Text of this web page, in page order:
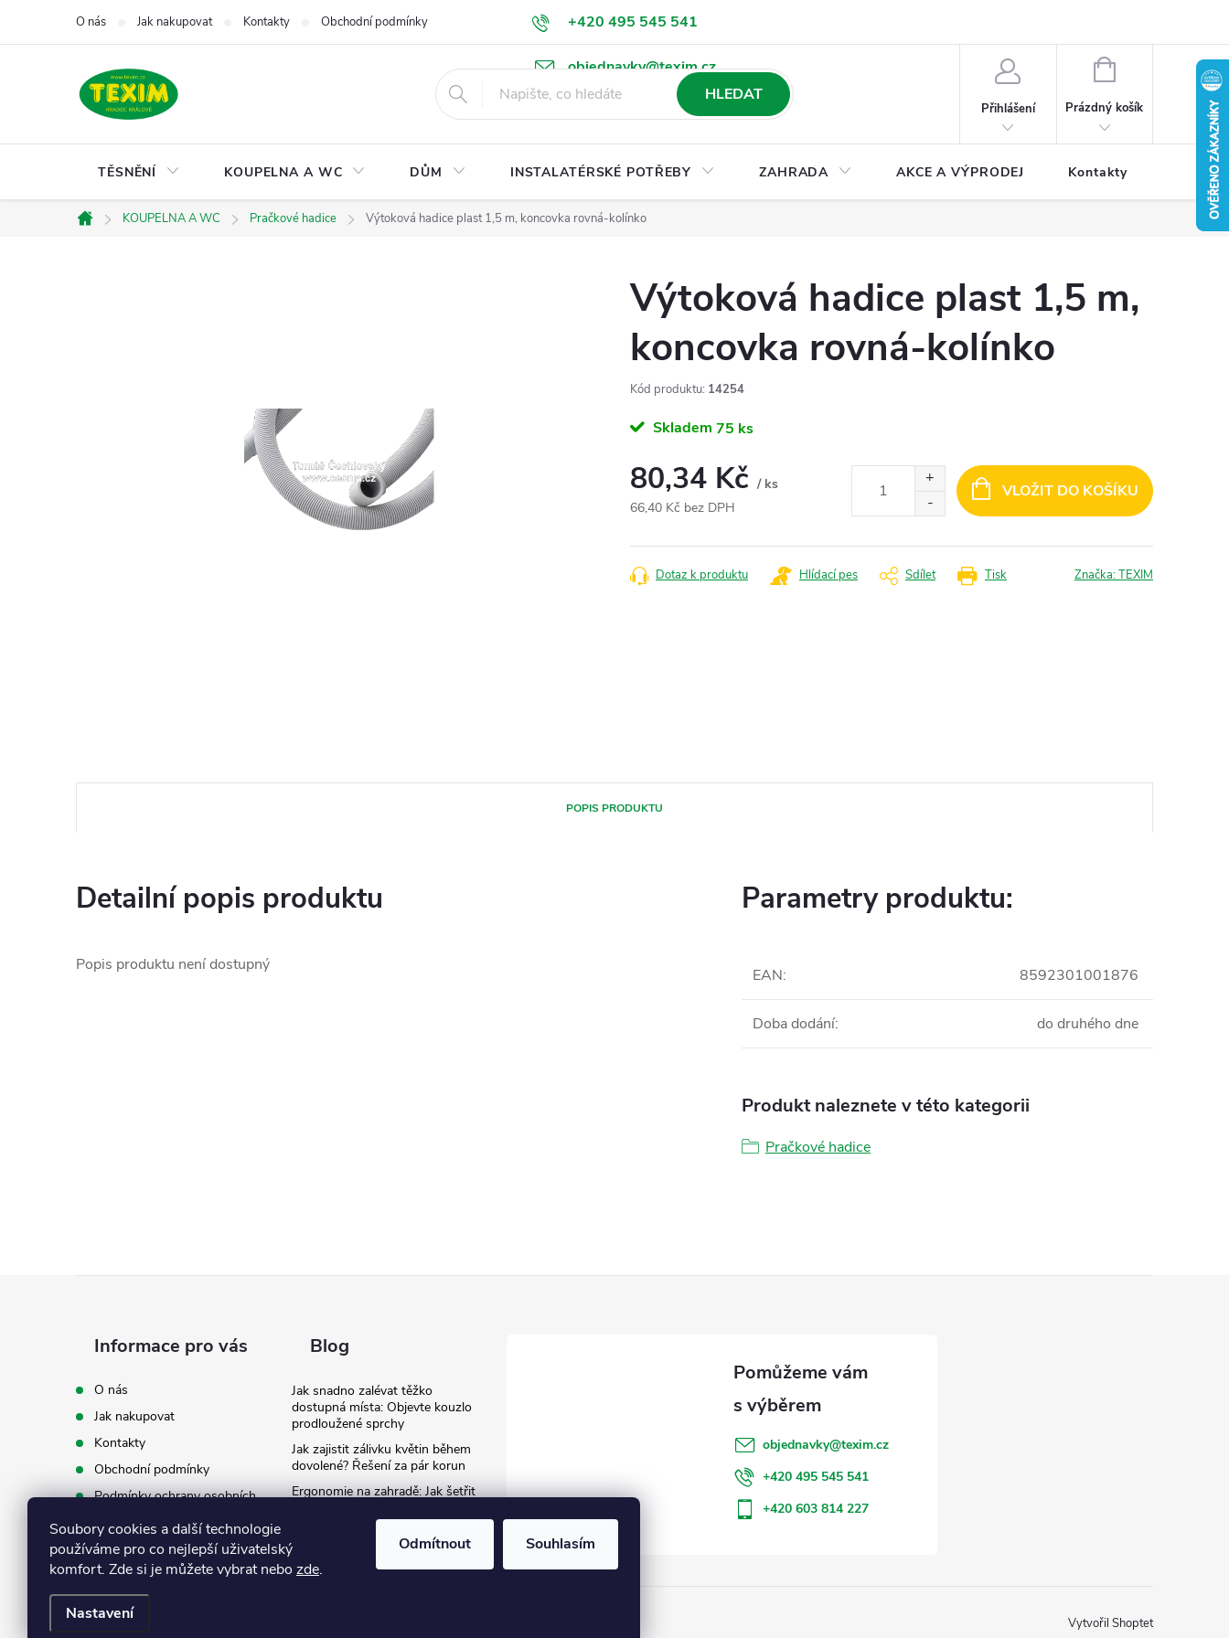
Soubory cookies a další technologie
používáme pro co nejlepší uživatelský
komfort. Zde si je můžete vybrat nebo zde.
Nastavení
Odmítnout Souhlasím
+420 495 545 541
objednavky@texim.cz
O nás Jak nakupovat Kontakty Obchodní podmínky Podmínky ochrany osobních údajů Ke stažení
HLEDAT
Přihlášení
NÁKUPNÍ
Prázdný košík
TĚSNĚNÍ KOUPELNA A WC DŮM INSTALATÉRSKÉ POTŘEBY ZAHRADA AKCE A VÝPRODEJ Kontakty
Domů
KOUPELNA A WC Pračkové hadice Výtoková hadice plast 1,5 m, koncovka rovná-kolínko
Výtoková hadice plast 1,5 m,
koncovka rovná-kolínko
Kód produktu: 14254
Skladem 75 ks
80,34 Kč / ks
66,40 Kč bez DPH
cena:
VLOŽIT DO KOŠÍKU
Tisk
Dotaz k produktu Hlídací pes Sdílet Značka:TEXIM
POPIS PRODUKTU
Detailní popis produktu
Popis produktu není dostupný
Parametry produktu:
EAN: 8592301001876
Doba dodání: do druhého dne
Produkt naleznete v této kategorii
Pračkové hadice
Informace pro vás
O nás
Jak nakupovat
Kontakty
Obchodní podmínky
Podmínky ochrany osobních
Ke stažení
Blog
Jak snadno zalévat těžko
dostupná místa: Objevte kouzlo
prodloužené sprchy
Jak zajistit zálivku květin během
dovolené? Řešení za pár korun
Ergonomie na zahradě: Jak šetřit
objednavky@texim.cz
+420 495 545 541
+420 603 814 227
Vytvořil Shoptet
Copyright 2026